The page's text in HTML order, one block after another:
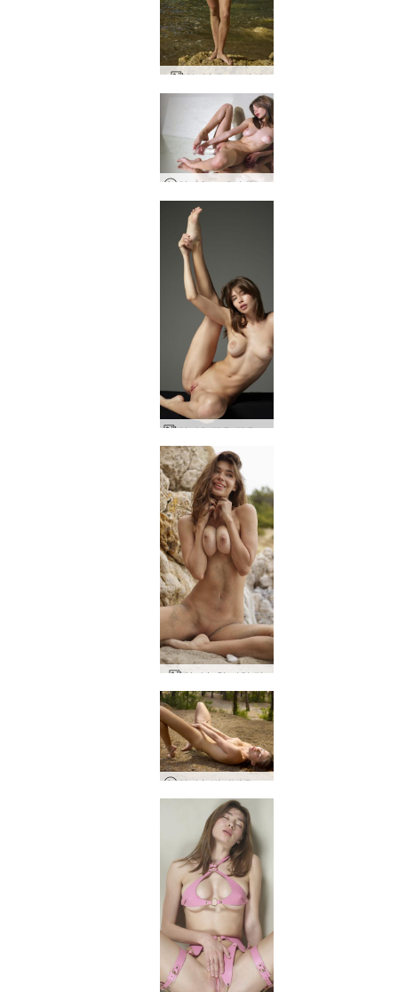
안나 L 누드 여신
안나 L 크레이지 빅 딜도 슛
안나 L 젖은 젖은 젖은
안나 L 핫 비치 걸
안나 L 벌거벗은 숲의 요정 촬영